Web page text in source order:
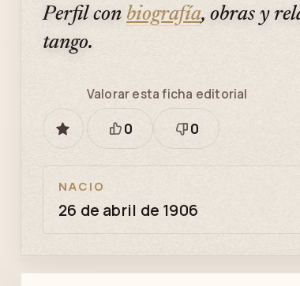
Perfil con biografía, obras y
tango.
GUARDAR
Valorar esta ficha editorial
Está
0
Necesita
0
NACIO
26 de abril de 1906